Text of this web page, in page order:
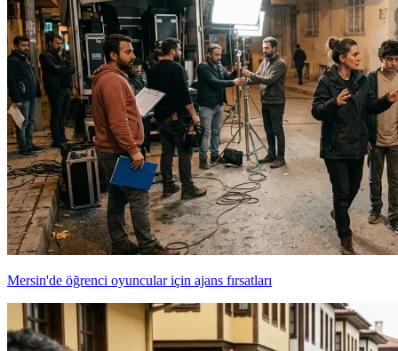
Mersin'de öğrenci oyuncular için ajans fırsatları